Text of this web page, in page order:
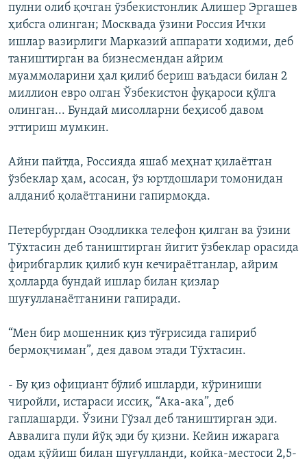
пулни олиб қочган ўзбекистонлик Алишер Эргашев
ҳибсга олинган; Москвада ўзини Россия Ички
ишлар вазирлиги Марказий аппарати ходими, деб
таништирган ва бизнесмендан айрим
муаммоларини ҳал қилиб бериш ваъдаси билан 2
миллион евро олган Ўзбекистон фуқароси қўлга
олинган... Бундай мисолларни беҳисоб давом
эттириш мумкин.
Айни пайтда, Россияда яшаб меҳнат қилаётган
ўзбеклар ҳам, асосан, ўз юртдошлари томонидан
алданиб қолаётганини гапирмоқда.
Петербургдан Озодликка телефон қилган ва ўзини
Тўхтасин деб таништирган йигит ўзбеклар орасида
фирибгарлик қилиб кун кечираётганлар, айрим
ҳолларда бундай ишлар билан қизлар
шуғулланаётганини гапиради.
“Мен бир мошенник қиз тўғрисида гапириб
бермоқчиман”, дея давом этади Тўхтасин.
- Бу қиз официант бўлиб ишларди, кўриниши
чиройли, истараси иссиқ, “Ака-ака”, деб
гаплашарди. Ўзини Гўзал деб таништирган эди.
Аввалига пули йўқ эди бу қизни. Кейин ижарага
одам қўйиш билан шуғулланди, койка-местоси 2,5-